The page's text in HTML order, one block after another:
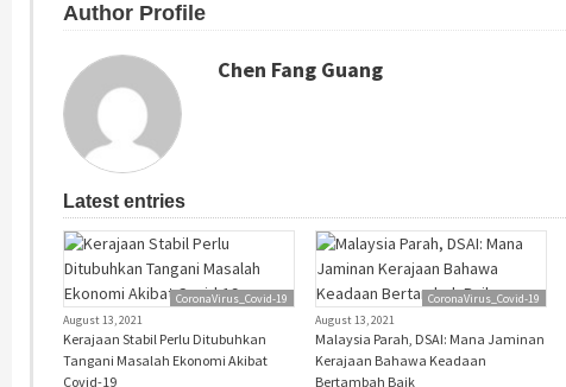
Author Profile
Chen Fang Guang
Latest entries
CoronaVirus_Covid-19
August 13, 2021
Kerajaan Stabil Perlu Ditubuhkan
Tangani Masalah Ekonomi Akibat
Covid-19
CoronaVirus_Covid-19
August 13, 2021
Malaysia Parah, DSAI: Mana Jaminan
Kerajaan Bahawa Keadaan
Bertambah Baik